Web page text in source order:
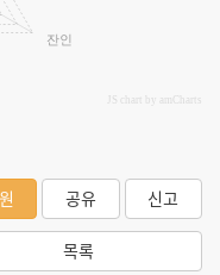
잔인
JS chart by amCharts
공유 신고
목록